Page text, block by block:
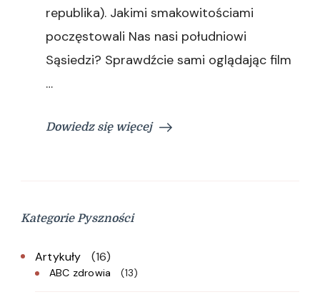
republika). Jakimi smakowitościami
poczęstowali Nas nasi południowi
Sąsiedzi? Sprawdźcie sami oglądając film
…
Dowiedz się więcej
Kategorie Pyszności
Artykuły (16)
ABC zdrowia (13)